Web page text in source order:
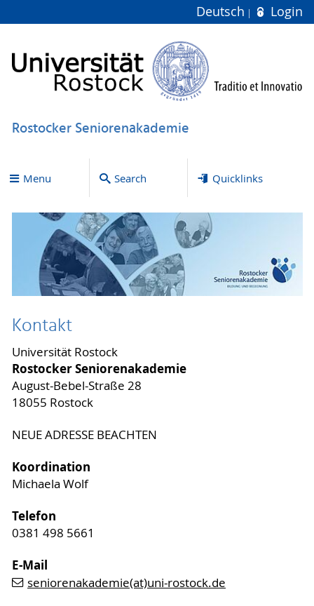
Deutsch Login
Rostocker Seniorenakademie
Menu Search Quicklinks
Kontakt
Universität Rostock
Rostocker Seniorenakademie
August-Bebel-Straße 28
18055 Rostock
NEUE ADRESSE BEACHTEN
Koordination
Michaela Wolf
Telefon
0381 498 5661
E-Mail
seniorenakademie(at)uni-rostock.de